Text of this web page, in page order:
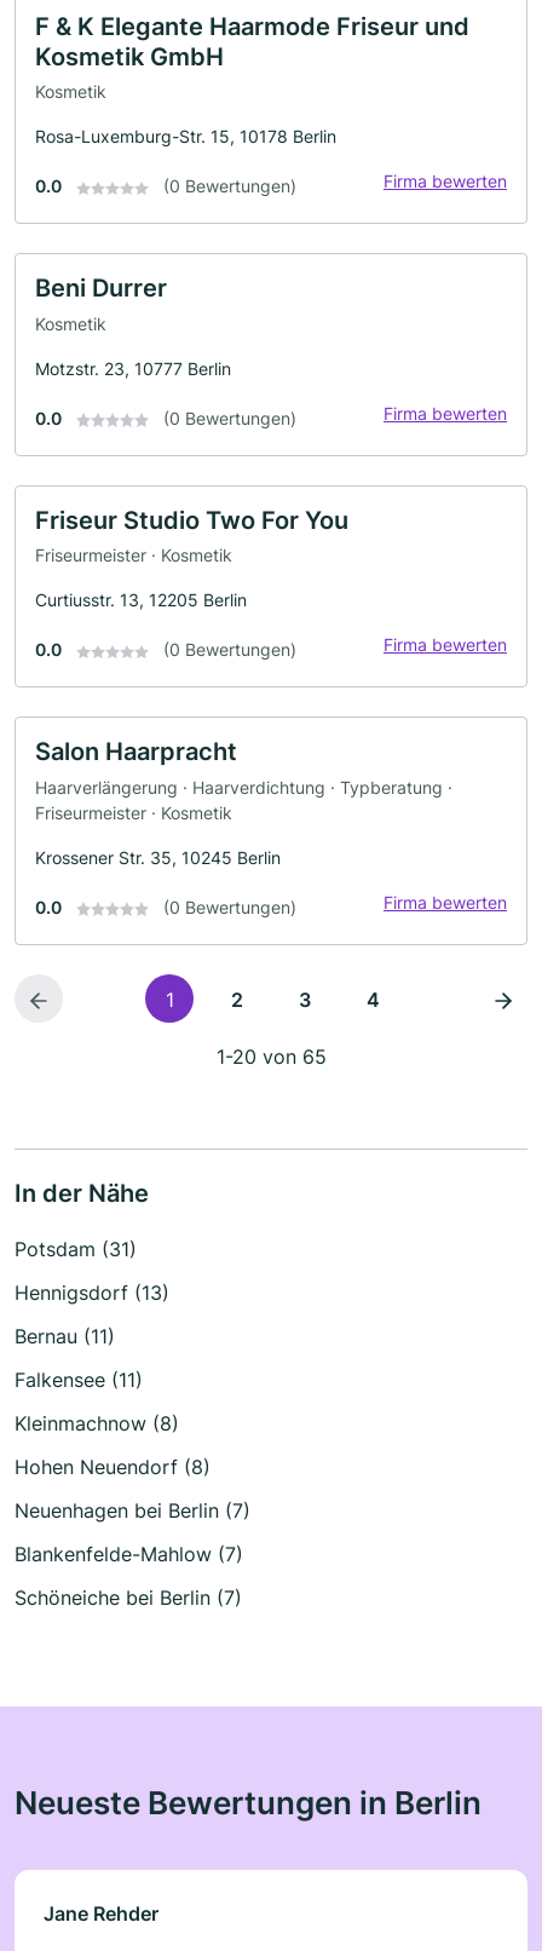
F & K Elegante Haarmode Friseur und
Kosmetik GmbH
Kosmetik
Rosa-Luxemburg-Str. 15, 10178 Berlin
0.0 (0 Bewertungen) Firma bewerten
Beni Durrer
Kosmetik
Motzstr. 23, 10777 Berlin
0.0 (0 Bewertungen) Firma bewerten
Friseur Studio Two For You
Friseurmeister · Kosmetik
Curtiusstr. 13, 12205 Berlin
0.0 (0 Bewertungen) Firma bewerten
Salon Haarpracht
Haarverlängerung · Haarverdichtung · Typberatung ·
Friseurmeister · Kosmetik
Krossener Str. 35, 10245 Berlin
0.0 (0 Bewertungen) Firma bewerten
1 2 3 4
1-20 von 65
In der Nähe
Potsdam (31)
Hennigsdorf (13)
Bernau (11)
Falkensee (11)
Kleinmachnow (8)
Hohen Neuendorf (8)
Neuenhagen bei Berlin (7)
Blankenfelde-Mahlow (7)
Schöneiche bei Berlin (7)
Neueste Bewertungen in Berlin
Jane Rehder